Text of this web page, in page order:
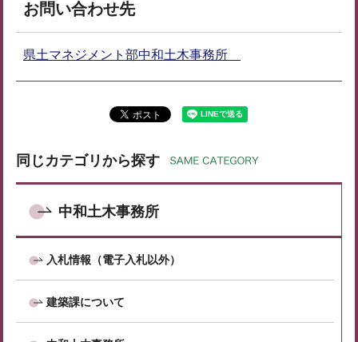
お問い合わせ先
県土マネジメント部中和土木事務所
同じカテゴリから探す
中和土木事務所
入札情報（電子入札以外）
建築課について